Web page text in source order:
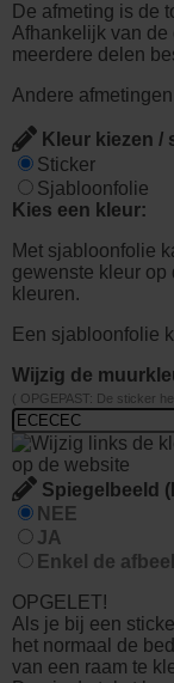
De afmeting is de
Afhankelijk van de
meerdere delen
Andere
Kleur kiezen /
Sticker
Sjabloonfolie
Kies een kleur:
Met sjabloonfolie
gewenste kleur op
kleuren.
Een sjabloonfolie
Wijzig de
( OPGEPAST: De sticker
Spiegelbeeld
NEE
JA
Enkel de
OPGELET!
Als je bij een
het normaal de
van een raam te